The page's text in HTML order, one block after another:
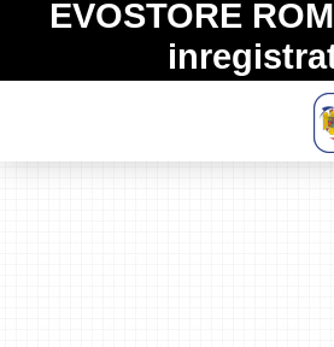
EVOSTORE